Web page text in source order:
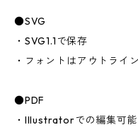
●SVG
・SVG1.1で保存
・フォントはアウトライ
●PDF
・Illustratorでの編集可能